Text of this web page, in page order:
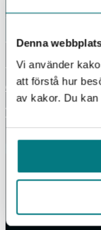
Denna
Vi använder
att förstå hur
av kakor. Du
Vattenbokhandeln
Vi behandlar dina
dataskyddspolicy.